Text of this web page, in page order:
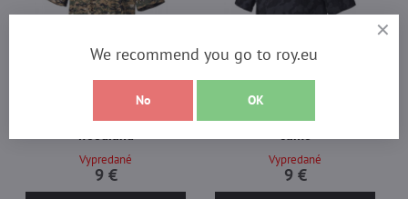
Tričko US MFH 00104C - digital
Vypredané
9 €
Tričko US MFH 00104D - night
Vypredané
9 €
We recommend you go to roy.eu
No OK